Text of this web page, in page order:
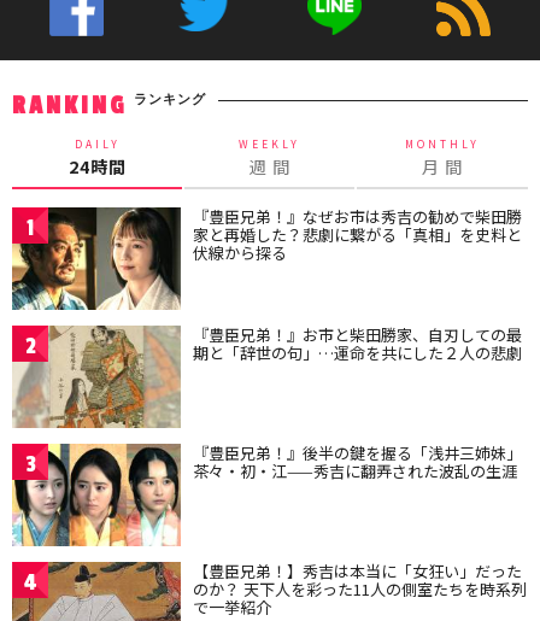
RANKING ランキング
DAILY
24時間
WEEKLY
週 間
MONTHLY
月 間
1 『豊臣兄弟！』なぜお市は秀吉の勧めで柴田勝
家と再婚した？悲劇に繋がる「真相」を史料と
伏線から探る
2 『豊臣兄弟！』お市と柴田勝家、自刃しての最
期と「辞世の句」…運命を共にした２人の悲劇
3 『豊臣兄弟！』後半の鍵を握る「浅井三姉妹」
茶々・初・江——秀吉に翻弄された波乱の生涯
4 【豊臣兄弟！】秀吉は本当に「女狂い」だった
のか？ 天下人を彩った11人の側室たちを時系列
で一挙紹介